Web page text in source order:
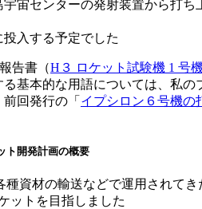
宙センターの発射装置から打
投入する予定でした
告書（H３ ロケット試験機 1 号
基本的な用語については、私の
回発行の「 イプシロン６号機の
ト開発計画の概要
資材の輸送などで運用されて
ットを目指しました